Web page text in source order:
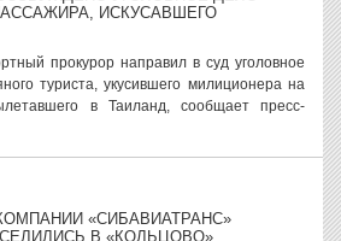
ИСКУСАВШЕГО
прокурор направил в суд уголовное
туриста, укусившего милиционера на
в Таиланд, сообщает пресс-
«СИБАВИАТРАНС»
В «КОЛЬЦОВО»